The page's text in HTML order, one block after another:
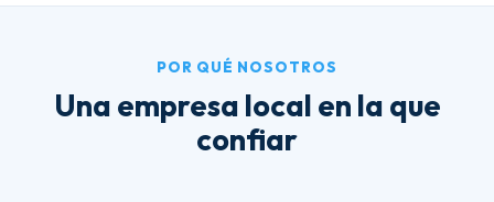
POR QUÉ NOSOTROS
Una empresa local en la que
confiar